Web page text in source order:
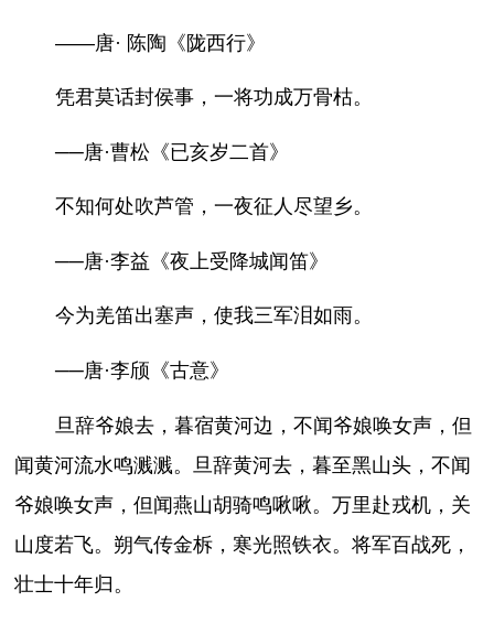
——唐· 陈陶《陇西行》
凭君莫话封侯事，一将功成万骨枯。
──唐·曹松《已亥岁二首》
不知何处吹芦管，一夜征人尽望乡。
──唐·李益《夜上受降城闻笛》
今为羌笛出塞声，使我三军泪如雨。
──唐·李颀《古意》
旦辞爷娘去，暮宿黄河边，不闻爷娘唤女声，但
闻黄河流水鸣溅溅。旦辞黄河去，暮至黑山头，不闻
爷娘唤女声，但闻燕山胡骑鸣啾啾。万里赴戎机，关
山度若飞。朔气传金柝，寒光照铁衣。将军百战死，
壮士十年归。